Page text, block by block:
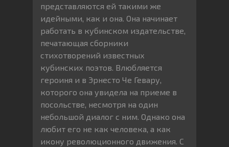
представляются ей такими же
идейными, как и она. Она начинает
работать в кубинском издательстве,
печатающая сборники
стихотворений известных
кубинских поэтов. Влюбляется
героиня и в Эрнесто Че Гевару,
которого она увидела на приеме в
посольстве, несмотря на один
небольшой диалог с ним. Однако она
любит его не как человека, а как
икону революционного движения. С